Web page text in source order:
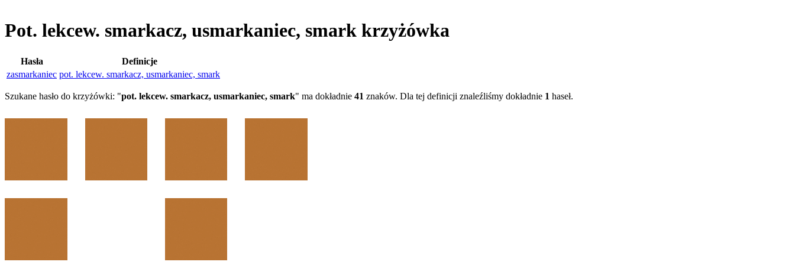
Pot. lekcew. smarkacz, usmarkaniec, smark krzyżówka
Hasła
Definicje
zasmarkaniec pot. lekcew. smarkacz, usmarkaniec, smark
Szukane hasło do krzyżówki: "pot. lekcew. smarkacz, usmarkaniec, smark" ma dokładnie 41 znaków. Dla tej definicji znaleźliśmy dokładnie 1 haseł.